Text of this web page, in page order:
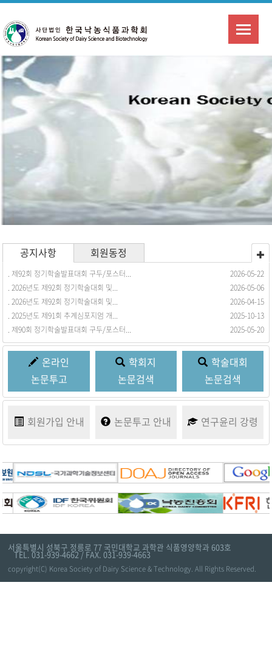
공지사항
. 제92회 정기학술발표대회 구두/포스터...
2026-05-22
. 2026년도 제92회 정기학술대회 및...
2026-05-06
. 2026년도 제92회 정기학술대회 및...
2026-04-15
. 2025년도 제91회 추계심포지엄 개...
2025-10-13
. 제90회 정기학술발표대회 구두/포스터...
2025-05-20
회원동정
. 회원동정을 등록합니다. 2017-03-21
온라인
논문투고
학회지
논문검색
학술대회
논문검색
회원가입 안내 논문투고 안내 연구윤리 강령
서울특별시 성북구 정릉로 77 국민대학교 과학관 식품영양학과 603호
TEL. 031-939-4662 / FAX. 031-939-4663
copyright(C) Korea Society of Dairy Science & Technology. All Rights Reserved.